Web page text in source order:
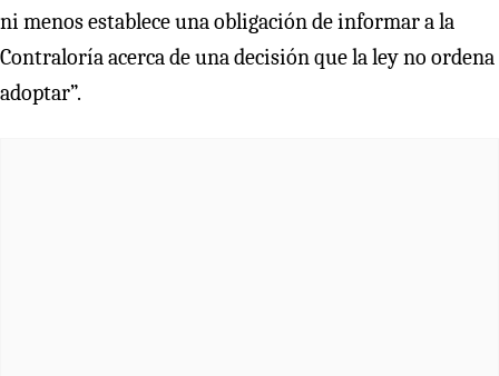
ni menos establece una obligación de informar a la
Contraloría acerca de una decisión que la ley no ordena
adoptar”.